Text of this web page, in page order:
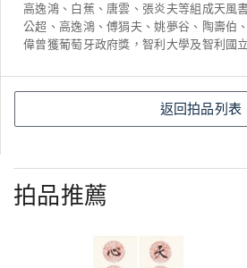
高逸鴻、白蕉、唐雲、張炎夫等組成天風
公超、高逸鴻、傅狷夫、姚夢谷、陶壽伯
偉曾獲葡萄牙政府獎，智利大學及智利國
返回拍品列表
拍品推薦